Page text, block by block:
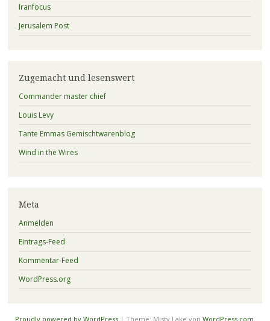
Iranfocus
Jerusalem Post
Zugemacht und lesenswert
Commander master chief
Louis Levy
Tante Emmas Gemischtwarenblog
Wind in the Wires
Meta
Anmelden
Eintrags-Feed
Kommentar-Feed
WordPress.org
Proudly powered by WordPress | Theme: Misty Lake von WordPress.com